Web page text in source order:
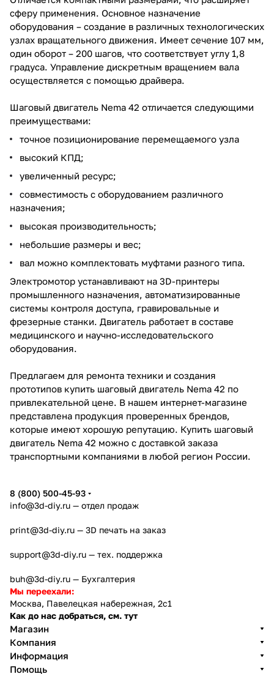
сферу применения. Основное назначение
оборудования – создание в различных технологических
узлах вращательного движения. Имеет сечение 107 мм,
один оборот – 200 шагов, что соответствует углу 1,8
градуса. Управление дискретным вращением вала
осуществляется с помощью драйвера.
Шаговый двигатель Nema 42 отличается следующими
преимуществами:
точное позиционирование перемещаемого узла
высокий КПД;
увеличенный ресурс;
совместимость с оборудованием различного
назначения;
высокая производительность;
небольшие размеры и вес;
вал можно комплектовать муфтами разного типа.
Электромотор устанавливают на 3D-принтеры
промышленного назначения, автоматизированные
системы контроля доступа, гравировальные и
фрезерные станки. Двигатель работает в составе
медицинского и научно-исследовательского
оборудования.
Предлагаем для ремонта техники и создания
прототипов купить шаговый двигатель Nema 42 по
привлекательной цене. В нашем интернет-магазине
представлена продукция проверенных брендов,
которые имеют хорошую репутацию. Купить шаговый
двигатель Nema 42 можно с доставкой заказа
транспортными компаниями в любой регион России.
8 (800) 500-45-93
info@3d-diy.ru — отдел продаж
print@3d-diy.ru — 3D печать на заказ
support@3d-diy.ru — тех. поддержка
buh@3d-diy.ru — Бухгалтерия
Мы переехали:
Москва, Павелецкая набережная, 2с1
Как до нас добраться, см. тут
Магазин
Компания
Информация
Помощь